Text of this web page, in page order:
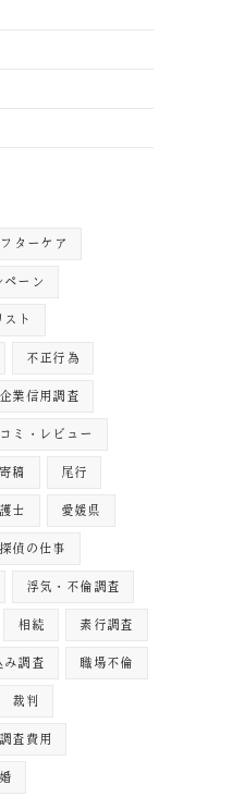
ターケア
ペーン
ト
不正行為
企業信用調査
ミ・レビュー
寄稿 尾行
士 愛媛県
探偵の仕事
浮気・不倫調査
相続 素行調査
み調査 職場不倫
裁判
調査費用